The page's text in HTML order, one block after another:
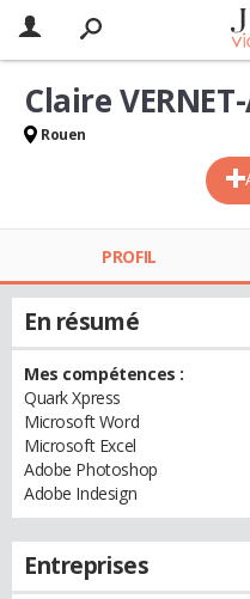
Claire
Rouen
PROFIL
En résumé
Mes compétences :
Quark Xpress
Microsoft Word
Microsoft Excel
Adobe Photoshop
Adobe Indesign
Entreprises